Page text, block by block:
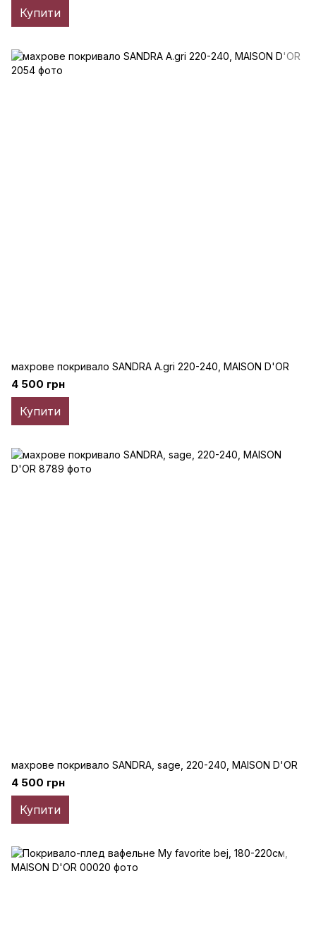
Купити
махрове покривало SANDRA A.gri 220-240, MAISON D'OR
4 500 грн
Купити
махрове покривало SANDRA, sage, 220-240, MAISON D'OR
4 500 грн
Купити